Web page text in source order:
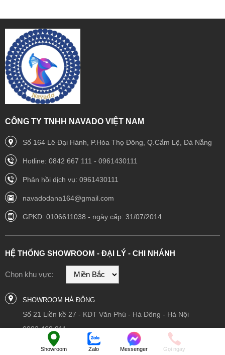
CÔNG TY TNHH NAVADO VIỆT NAM
Số 164 Lê Đại Hành, P.Hòa Thọ Đông, Q.Cẩm Lệ, Đà Nẵng
Hotline: 0842 667 111 - 0961430111
Phản hồi dịch vụ: 0961430111
navadodana164@gmail.com
GPKD: 0106611038 - ngày cấp: 31/07/2014
HỆ THỐNG SHOWROOM - ĐẠI LÝ - CHI NHÁNH
Chọn khu vực:
SHOWROOM HÀ ĐÔNG
Số 21 Liền kề 27 - KĐT Văn Phú - Hà Đông - Hà Nội
0983 468 811
navadodana164@gmail.com
Showroom Zalo Messenger Gọi ngay